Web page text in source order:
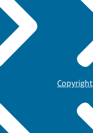
Copyright